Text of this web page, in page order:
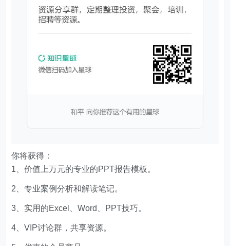
你将获得：
1、价值上万元的专业的PPT报告模板。
2、专业案例分析和解读笔记。
3、实用的Excel、Word、PPT技巧。
4、VIP讨论群，共享资源。